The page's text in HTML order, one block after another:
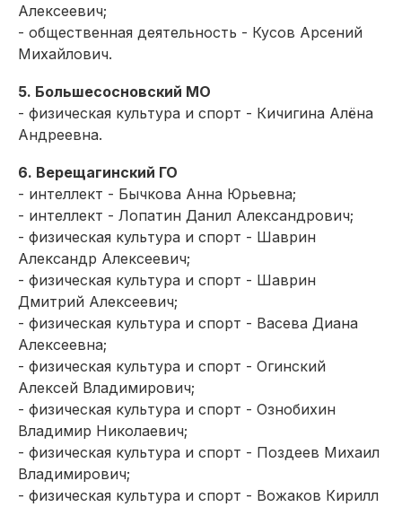
Алексеевич;
- общественная деятельность - Кусов Арсений
Михайлович.
5. Большесосновский МО
- физическая культура и спорт - Кичигина Алёна
Андреевна.
6. Верещагинский ГО
- интеллект - Бычкова Анна Юрьевна;
- интеллект - Лопатин Данил Александрович;
- физическая культура и спорт - Шаврин
Александр Алексеевич;
- физическая культура и спорт - Шаврин
Дмитрий Алексеевич;
- физическая культура и спорт - Васева Диана
Алексеевна;
- физическая культура и спорт - Огинский
Алексей Владимирович;
- физическая культура и спорт - Ознобихин
Владимир Николаевич;
- физическая культура и спорт - Поздеев Михаил
Владимирович;
- физическая культура и спорт - Вожаков Кирилл